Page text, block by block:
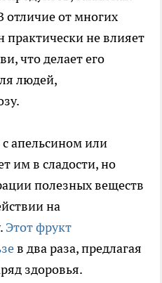
от многих
практически не влияет
что делает его
людей,
апельсином или
им в сладости, но
полезных веществ
на
Этот фрукт
в два раза, предлагая
здоровья.